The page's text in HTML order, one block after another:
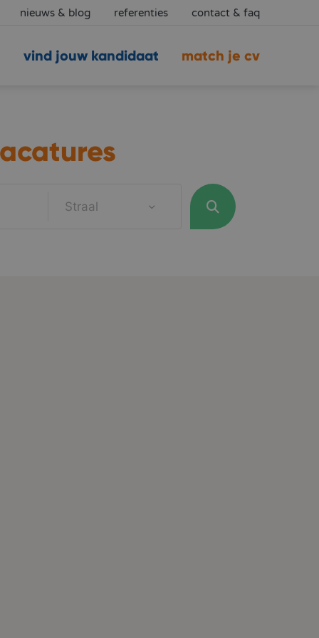
nieuws & blog referenties contact & faq
match je cv
vind jouw kandidaat
Straal